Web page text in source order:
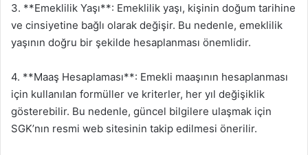
3. **Emeklilik Yaşı**: Emeklilik yaşı, kişinin doğum tarihine
ve cinsiyetine bağlı olarak değişir. Bu nedenle, emeklilik
yaşının doğru bir şekilde hesaplanması önemlidir.
4. **Maaş Hesaplaması**: Emekli maaşının hesaplanması
için kullanılan formüller ve kriterler, her yıl değişiklik
gösterebilir. Bu nedenle, güncel bilgilere ulaşmak için
SGK’nın resmi web sitesinin takip edilmesi önerilir.